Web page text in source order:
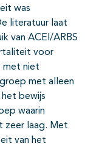
was
literatuur laat
van ACEI/ARBS
voor
met niet
met alleen
bewijs
waarin
zeer laag. Met
van het